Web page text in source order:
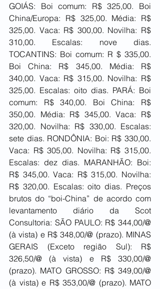
GOIÁS: Boi comum: R$ 325,00. Boi
China/Europa: R$ 325,00. Média: R$
325,00. Vaca: R$ 300,00. Novilha: R$
310,00. Escalas: nove dias.
TOCANTINS: Boi comum: R $ 335,00.
Boi China: R$ 345,00. Média: R$
340,00. Vaca: R$ 315,00. Novilha: R$
325,00. Escalas: oito dias. PARÁ: Boi
comum: R$ 340,00. Boi China: R$
350,00. Média: R$ 345,00. Vaca: R$
320,00. Novilha: R$ 330,00. Escalas:
sete dias. RONDÔNIA: Boi: R$ 330,00.
Vaca: R$ 305,00. Novilha: R$ 315,00.
Escalas: dez dias. MARANHÃO: Boi:
R$ 345,00. Vaca: R$ 315,00. Novilha:
R$ 320,00. Escalas: oito dias. Preços
brutos do “boi-China” de acordo com
levantamento diário da Scot
Consultoria: SÃO PAULO: R$ 344,00/@
(à vista) e R$ 348,00/@ (prazo). MINAS
GERAIS (Exceto região Sul): R$
326,50/@ (à vista) e R$ 330,00/@
(prazo). MATO GROSSO: R$ 349,00/@
(à vista) e R$ 353,00/@ (prazo). MATO